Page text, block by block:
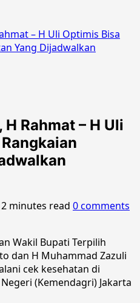
– H Uli Optimis Bisa
Yang Dijadwalkan
Rahmat – H Uli
2 minutes read 0 comments
Wakil Bupati Terpilih
dan H Muhammad Zazuli
cek kesehatan di
(Kemendagri) Jakarta